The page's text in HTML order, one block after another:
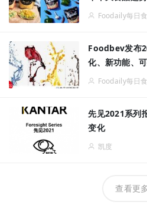
Foodaily每日
Foodbev发布
化、新功能、
Foodaily每日
先见2021系列
变化
凯度
查看更多